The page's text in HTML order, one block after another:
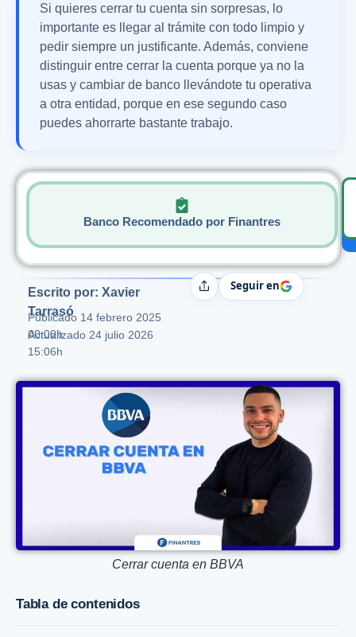
Si quieres cerrar tu cuenta sin sorpresas, lo
importante es llegar al trámite con todo limpio y
pedir siempre un justificante. Además, conviene
distinguir entre cerrar la cuenta porque ya no la
usas y cambiar de banco llevándote tu operativa
a otra entidad, porque en ese segundo caso
puedes ahorrarte bastante trabajo.
Banco Recomendado por Finantres
Escrito por: Xavier
Tarrasó
Publicado 14 febrero 2025
00:00h
Actualizado 24 julio 2026
15:06h
CompartirSeguir en
Cerrar cuenta en BBVA
Tabla de contenidos